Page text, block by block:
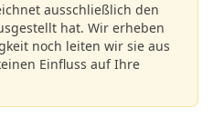
ausschließlich den
hat. Wir erheben
noch leiten wir sie aus
Einfluss auf Ihre